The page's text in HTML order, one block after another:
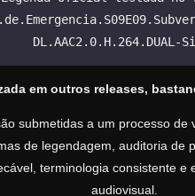
DL.AAC2.0.H.264.DUAL-
em outros releases,
submetidas a um processo
de legendagem, auditoria de
terminologia consistente
audiovisual.